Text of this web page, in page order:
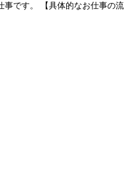
です。 【具体的なお仕事の流